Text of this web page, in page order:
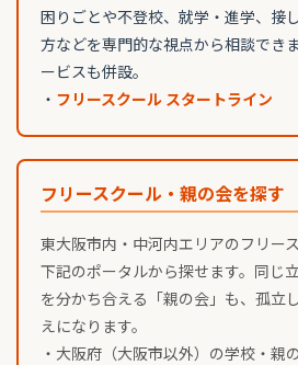
困りごとや不登校、就学・進学、接
方などを専門的な視点から相談でき
ービスも併設。
・ フリースクール スタートライン
フリースクール・親の会を探す
東大阪市内・中河内エリアのフリー
下記のポータルから探せます。同じ
を分かち合える「親の会」も、孤立
えになります。
・大阪府（大阪市以外）の学校・親